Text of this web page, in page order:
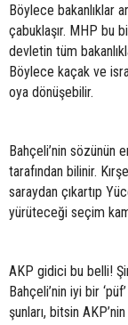
Böylece bakanlıklar
çabuklaşır. MHP bu
devletin tüm
Böylece kaçak ve
oya dönüşebilir.
Bahçeli’nin sözünün
tarafından bilinir.
saraydan çıkartıp
yürüteceği seçim
AKP gidici bu belli!
Bahçeli’nin iyi bir
şunları, bitsin